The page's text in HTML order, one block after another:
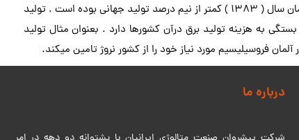
در اختیار داشته وسهم ایران در تولید فروآلیاژها در همان سال ( 1383 ) کمتر از نیم درصد تولید جهانی بوده است . تولید
به هزینه تولید برق درآن کشورها دارد . بعنوان مثال تولید
فروسیلیسیم مورد نیاز خود را از کشور نروژ تامین میکند.​​​​​​​
درباره ما